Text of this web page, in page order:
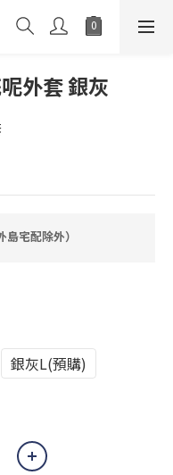
外套 銀灰
宅配除外）
銀灰L(預購)